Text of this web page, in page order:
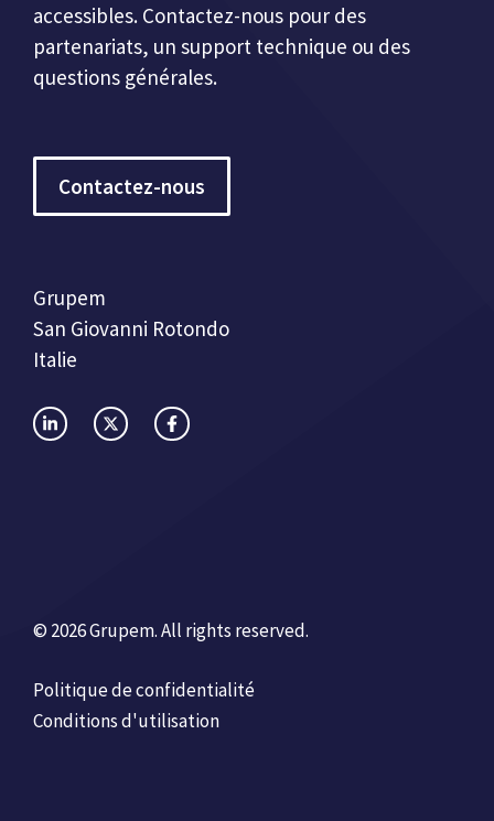
accessibles. Contactez-nous pour des
partenariats, un support technique ou des
questions générales.
Contactez-nous
Grupem
San Giovanni Rotondo
Italie
© 2026 Grupem. All rights reserved.
Politique de confidentialité
Conditions d'utilisation